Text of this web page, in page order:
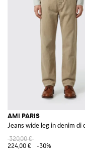
AMI PARIS
Jeans wide leg in denim
320,00 €
224,00 €
-30%